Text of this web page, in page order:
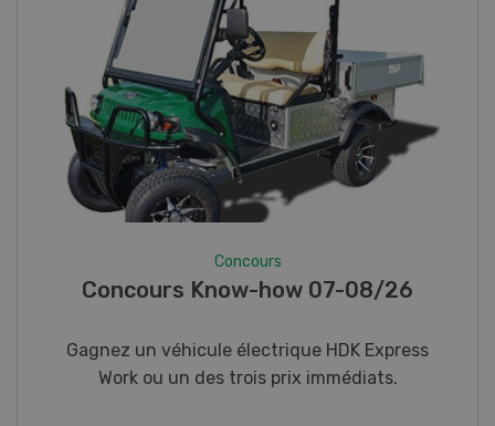
Photo mystère 07-08/26
Gagnez l’un des cinq couteaux de poche LANDI